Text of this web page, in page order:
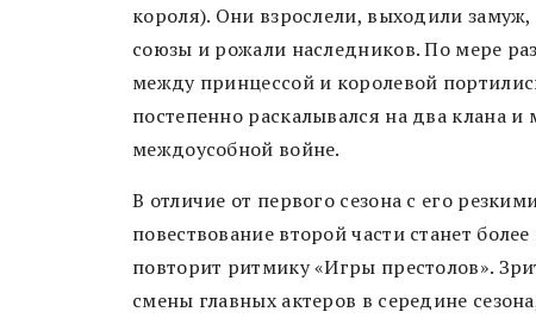
короля). Они взрослели, выходили
союзы и рожали наследников. По мере
между принцессой и королевой
постепенно раскалывался на два клана
междоусобной войне.
В отличие от первого сезона с его
повествование второй части станет
повторит ритмику «Игры престолов».
смены главных актеров в середине